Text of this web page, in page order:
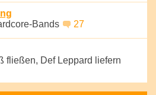
Bands
27
fließen, Def Leppard liefern